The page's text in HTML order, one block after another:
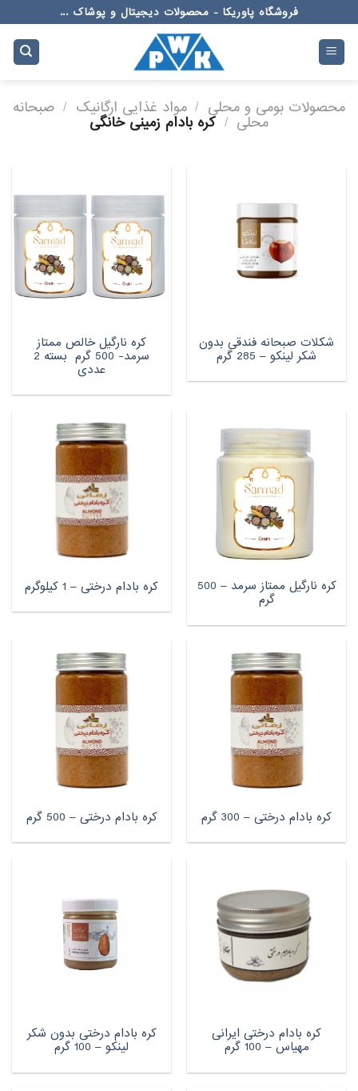
to
content
فروشگاه پاوریکا - محصولات دیجیتال و پوشاک ...
محصولات بومی و محلی / مواد غذایی ارگانیک / صبحانه
محلی / کره بادام زمینی خانگی
شکلات صبحانه فندقی بدون
شکر لینکو – 285 گرم
کره نارگیل خالص ممتاز
سرمد- 500 گرم بسته 2
عددی
کره نارگیل ممتاز سرمد – 500
گرم
کره بادام درختی – 1 کیلوگرم
کره بادام درختی – 300 گرم کره بادام درختی – 500 گرم
کره بادام درختی ایرانی
مهیاس – 100 گرم
کره بادام درختی بدون شکر
لینکو – 100 گرم